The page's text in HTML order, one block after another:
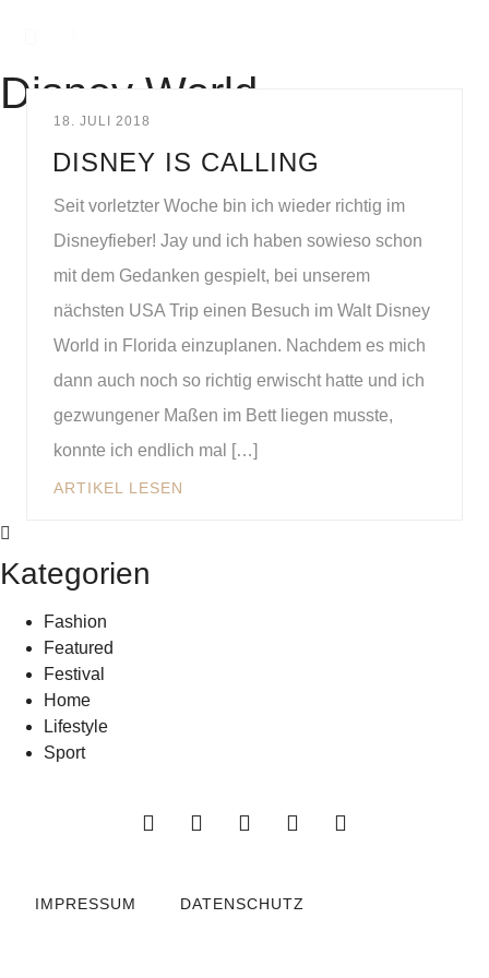
Disney World
18. JULI 2018
DISNEY IS CALLING
Seit vorletzter Woche bin ich wieder richtig im
Disneyfieber! Jay und ich haben sowieso schon
mit dem Gedanken gespielt, bei unserem
nächsten USA Trip einen Besuch im Walt Disney
World in Florida einzuplanen. Nachdem es mich
dann auch noch so richtig erwischt hatte und ich
gezwungener Maßen im Bett liegen musste,
konnte ich endlich mal […]
ARTIKEL LESEN
Kategorien
Fashion
Featured
Festival
Home
Lifestyle
Sport
IMPRESSUM DATENSCHUTZ